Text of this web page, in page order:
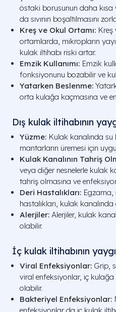
östaki borusunun daha kısa
da sıvının boşaltılmasını
Kreş ve Okul Ortamı: Kreş
ortamlarda, mikropların
kulak iltihabı riski artar.
Emzik Kullanımı: Emzik
fonksiyonunu bozabilir ve
Yatarken Beslenme:
orta kulağa kaçmasına ve
Dış kulak iltihabının
Yüzme: Kulak kanalında
mantarların üremesi için
Kulak Kanalının Tahriş
veya diğer nesnelerle kulak
tahriş olmasına ve
Deri Hastalıkları: Egzama,
hastalıkları, kulak
Alerjiler: Alerjiler, kulak
olabilir.
İç kulak iltihabının
Viral Enfeksiyonlar: Grip,
viral enfeksiyonlar, iç
olabilir.
Bakteriyel Enfeksiyonlar: